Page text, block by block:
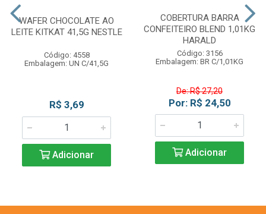
WAFER CHOCOLATE AO
LEITE KITKAT 41,5G NESTLE
Código: 4558
Embalagem: UN C/41,5G
R$ 3,69
Adicionar
COBERTURA BARRA
CONFEITEIRO BLEND 1,01KG
HARALD
Código: 3156
Embalagem: BR C/1,01KG
De: R$ 27,20
Por: R$ 24,50
Adicionar